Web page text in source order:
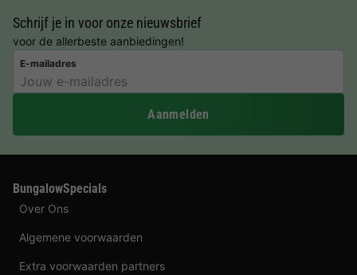
Schrijf je in voor onze nieuwsbrief
voor de allerbeste aanbiedingen!
E-mailadres
Aanmelden
BungalowSpecials
Over Ons
Algemene voorwaarden
Extra voorwaarden partners